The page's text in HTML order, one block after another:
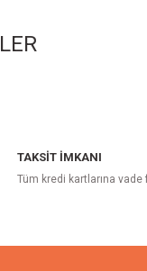
TAKSİT İMKANI
Tüm kredi kartlarına vade